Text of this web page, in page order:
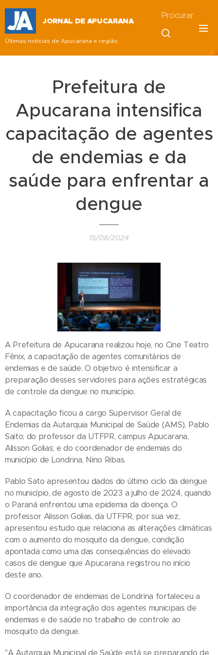
JORNAL DE APUCARANA
Últimas notícias de Apucarana e região
Procurar
Prefeitura de
Apucarana intensifica
capacitação de agentes
de endemias e da
saúde para enfrentar a
dengue
15/08/2024
A Prefeitura de Apucarana realizou hoje, no Cine Teatro
Fênix, a capacitação de agentes comunitários de
endemias e de saúde. O objetivo é intensificar a
preparação desses servidores para ações estratégicas
de controle da dengue no município.
A capacitação ficou a cargo Supervisor Geral de
Endemias da Autarquia Municipal de Saúde (AMS), Pablo
Saito; do professor da UTFPR, campus Apucarana,
Alisson Golias; e do coordenador de endemias do
município de Londrina, Nino Ribas.
Pablo Sato apresentou dados do último ciclo da dengue
no município, de agosto de 2023 a julho de 2024, quando
o Paraná enfrentou uma epidemia da doença. O
professor Alisson Golias, da UTFPR, por sua vez,
apresentou estudo que relaciona as alterações climáticas
com o aumento do mosquito da dengue, condição
apontada como uma das conseqüências do elevado
casos de dengue que Apucarana registrou no início
deste ano.
O coordenador de endemias de Londrina fortaleceu a
importância da integração dos agentes municipais de
endemias e de saúde no trabalho de controle ao
mosquito da dengue.
"A Autarquia Municipal de Saúde está se preparando de